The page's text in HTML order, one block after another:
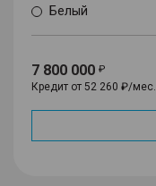
Белый
7 800 000
Кредит от 52 260 ₽/мес.